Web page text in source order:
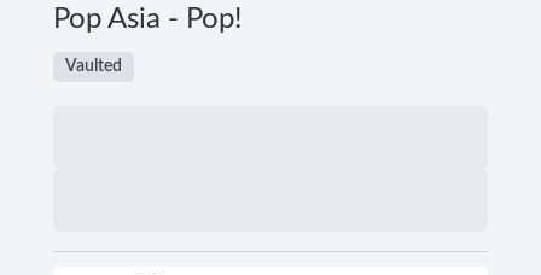
Pop Asia - Pop!
Vaulted